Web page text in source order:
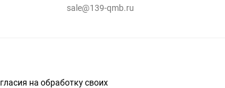
sale@139-qmb.ru
на обработку своих